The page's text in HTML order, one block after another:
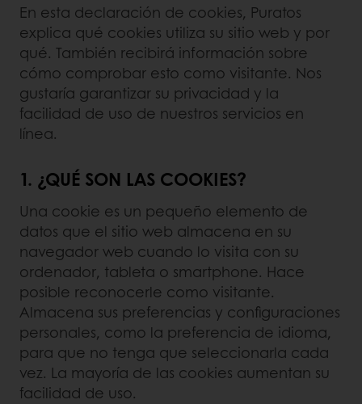
En esta declaración de cookies, Puratos
explica qué cookies utiliza su sitio web y por
qué. También recibirá información sobre
cómo comprobar esto como visitante. Nos
gustaría garantizar su privacidad y la
facilidad de uso de nuestros servicios en
línea.
1. ¿QUÉ SON LAS COOKIES?
Una cookie es un pequeño elemento de
datos que el sitio web almacena en su
navegador web cuando lo visita con su
ordenador, tableta o smartphone. Hace
posible reconocerle como visitante.
Almacena sus preferencias y configuraciones
personales, como la preferencia de idioma,
para que no tenga que seleccionarla cada
vez. La mayoría de las cookies aumentan su
facilidad de uso.